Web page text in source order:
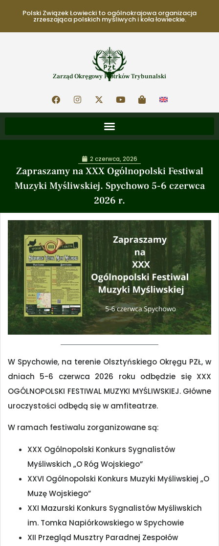
Polski Związek Łowiecki to ogólnokrajowa organizacja
zrzeszająca polskich myśliwych i koła łowieckie.
Zarząd Okręgowy Piotrków Trybunalski
Zapraszamy na XXX Ogólnopolski Festiwal
Muzyki Myśliwskiej. Spychowo 5-6 czerwca
2026 r.
2 czerwca, 2026
W Spychowie, na terenie Olsztyńskiego Okręgu PZŁ, w
dniach 5-6 czerwca 2026 roku odbędzie się XXX
OGÓLNOPOLSKI FESTIWAL MUZYKI MYŚLIWSKIEJ. Główne
uroczystości odbędą się w amfiteatrze.
W ramach festiwalu zorganizowane są:
XXX Ogólnopolski Konkurs Sygnalistów
Myśliwskich „O Róg Wojskiego”
XXVI Ogólnopolski Konkurs Muzyki Myśliwskiej „O
Muzę Wojskiego”
XXI Mazurski Konkurs Sygnalistów Myśliwskich
im. Tomka Napiórkowskiego w Spychowie
XII Przegląd Musztry Paradnej Zespołów